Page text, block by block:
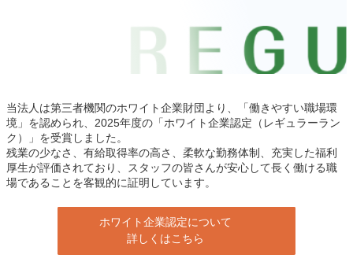
当法人は第三者機関のホワイト企業財団より、「働きやすい職場環
境」を認められ、2025年度の「ホワイト企業認定（レギュラーラン
ク）」を受賞しました。
残業の少なさ、有給取得率の高さ、柔軟な勤務体制、充実した福利
厚生が評価されており、スタッフの皆さんが安心して長く働ける職
場であることを客観的に証明しています。
ホワイト企業認定について
詳しくはこちら